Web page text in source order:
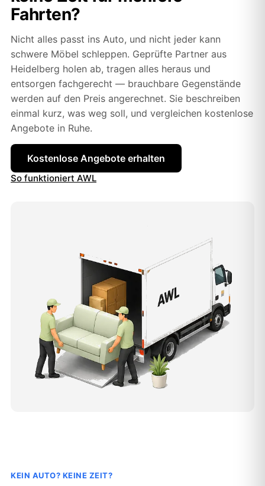
Fahrten?
Nicht alles passt ins Auto, und nicht jeder kann
schwere Möbel schleppen. Geprüfte Partner aus
Heidelberg holen ab, tragen alles heraus und
entsorgen fachgerecht — brauchbare Gegenstände
werden auf den Preis angerechnet. Sie beschreiben
einmal kurz, was weg soll, und vergleichen kostenlose
Angebote in Ruhe.
Kostenlose Angebote erhalten
So funktioniert AWL
KEIN AUTO? KEINE ZEIT?